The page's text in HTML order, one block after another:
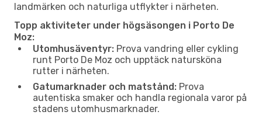
landmärken och naturliga utflykter i närheten.
Topp aktiviteter under högsäsongen i Porto De
Moz:
Utomhusäventyr: Prova vandring eller cykling
runt Porto De Moz och upptäck natursköna
rutter i närheten.
Gatumarknader och matstånd: Prova
autentiska smaker och handla regionala varor på
stadens utomhusmarknader.